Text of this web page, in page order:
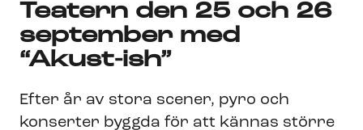
Teatern den 25 och 26
september med
“Akust-ish”
Efter år av stora scener, pyro och
konserter byggda för att kännas större